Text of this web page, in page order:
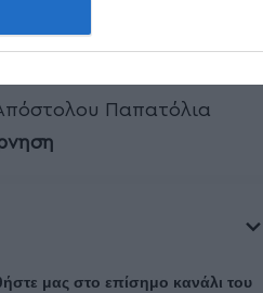
Παπατόλια
μας στο επίσημο κανάλι του